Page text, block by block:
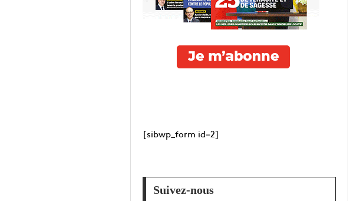
[sibwp_form id=2]
Suivez-nous